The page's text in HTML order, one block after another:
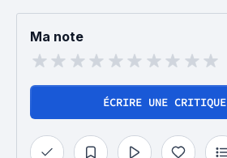
Ma note
ÉCRIRE UNE CRITIQUE